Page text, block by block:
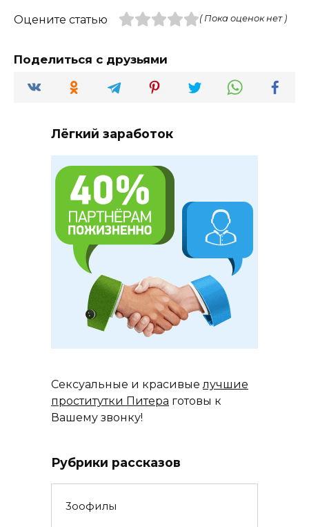
Оцените статью ( Пока оценок нет )
Поделиться с друзьями
Лёгкий заработок
Сексуальные и красивыелучшие
проститутки Питера готовы к
Вашему звонку!
Рубрики рассказов
3ooфилы